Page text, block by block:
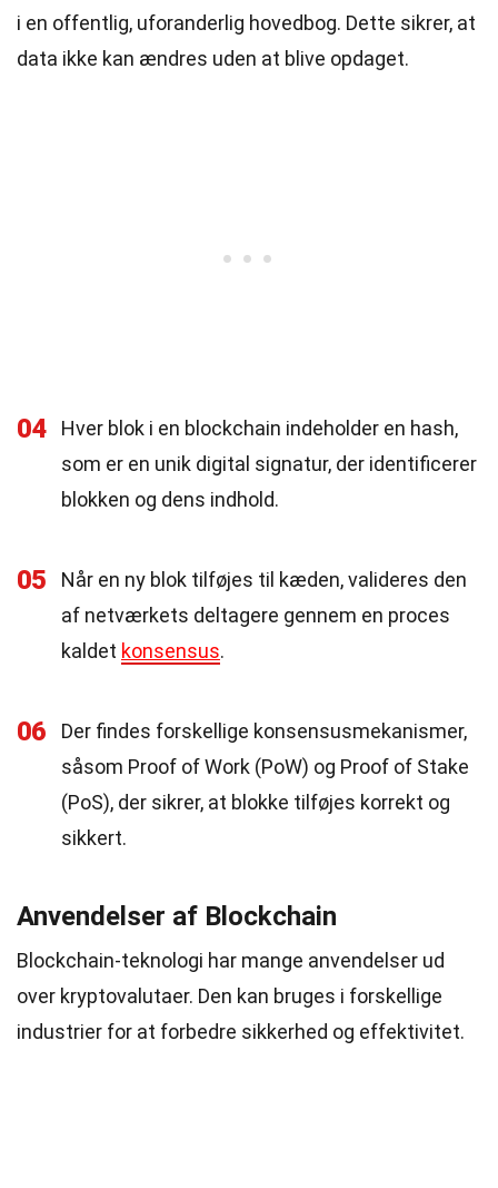
i en offentlig, uforanderlig hovedbog. Dette sikrer, at
data ikke kan ændres uden at blive opdaget.
04
Hver blok i en blockchain indeholder en hash,
som er en unik digital signatur, der identificerer
blokken og dens indhold.
05
Når en ny blok tilføjes til kæden, valideres den
af netværkets deltagere gennem en proces
kaldet konsensus.
06
Der findes forskellige konsensusmekanismer,
såsom Proof of Work (PoW) og Proof of Stake
(PoS), der sikrer, at blokke tilføjes korrekt og
sikkert.
Anvendelser af Blockchain
Blockchain-teknologi har mange anvendelser ud
over kryptovalutaer. Den kan bruges i forskellige
industrier for at forbedre sikkerhed og effektivitet.